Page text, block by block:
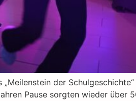
der Schulgeschichte“
Pause sorgten wieder über